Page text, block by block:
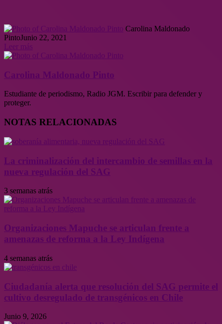
Carolina Maldonado
PintoJunio 22, 2021
Leer más
Carolina Maldonado Pinto
Estudiante de periodismo, Radio JGM. Escribir para defender y
proteger.
NOTAS RELACIONADAS
La criminalización del intercambio de semillas en la
nueva regulación del SAG
3 semanas atrás
Organizaciones Mapuche se articulan frente a
amenazas de reforma a la Ley Indígena
4 semanas atrás
Ciudadanía alerta que resolución del SAG permite el
cultivo desregulado de transgénicos en Chile
Junio 9, 2026